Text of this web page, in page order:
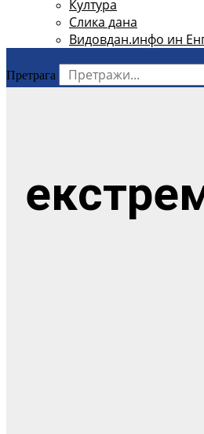
Култура
Слика дана
Видовдан.инфо ин
Претрага